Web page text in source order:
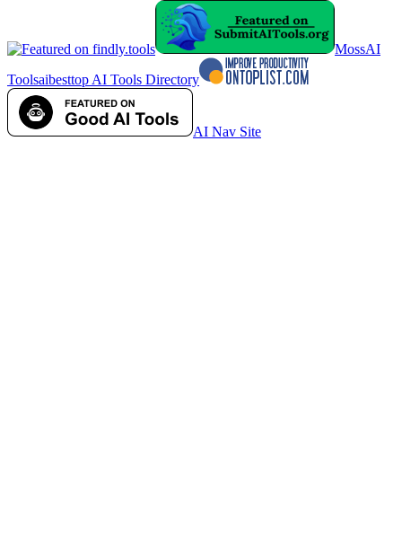
MossAI
Toolsaibesttop AI Tools Directory
AI Nav Site